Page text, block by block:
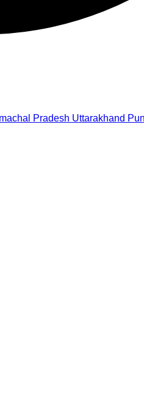
Pradesh Uttarakhand